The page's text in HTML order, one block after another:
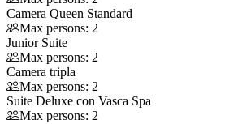
Camera Queen Standard
Max persons: 2
Junior Suite
Max persons: 2
Camera tripla
Max persons: 2
Suite Deluxe con Vasca Spa
Max persons: 2